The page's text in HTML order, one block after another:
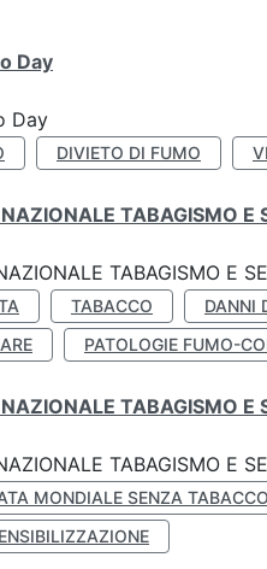
Day
Day
DIVIETO DI FUMO
TABAGISMO E
TABAGISMO E
TABACCO DANNI
PATOLOGIE FUMO-
TABAGISMO E
TABAGISMO E
MONDIALE SENZA TABACCO